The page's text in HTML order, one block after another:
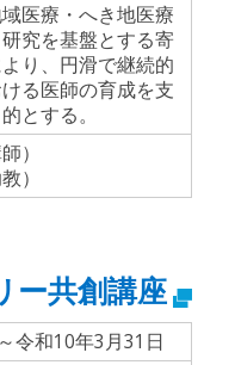
医療・へき地医療
究を基盤とする寄
り、円滑で継続的
る医師の育成を支
とする。
）
）
ー共創講座
令和10年3月31日